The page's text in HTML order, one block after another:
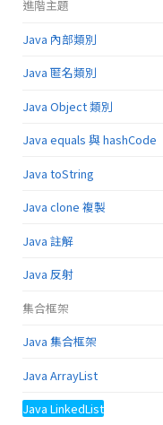
進階主題
Java 內部類別
Java 匿名類別
Java Object 類別
Java equals 與 hashCode
Java toString
Java clone 複製
Java 註解
Java 反射
集合框架
Java 集合框架
Java ArrayList
Java LinkedList